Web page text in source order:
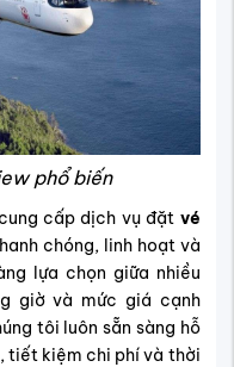
phổ biến
cấp dịch vụ đặt vé
chóng, linh hoạt và
lựa chọn giữa nhiều
giờ và mức giá cạnh
tôi luôn sẵn sàng hỗ
tiết kiệm chi phí và thời